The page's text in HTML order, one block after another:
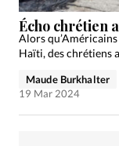
Écho chrétien
Alors
Haïti, des chrétiens
Maude Burkhalter
19 Mar 2024